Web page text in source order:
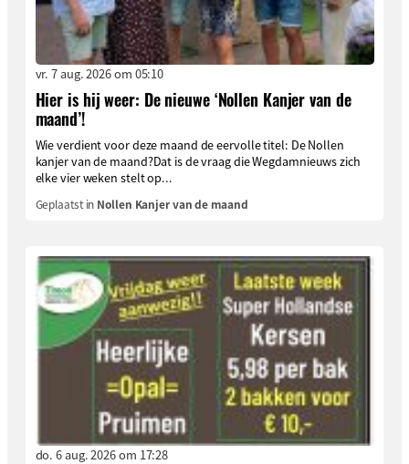
vr. 7 aug. 2026 om 05:10
Hier is hij weer: De nieuwe ‘Nollen Kanjer van de
maand’!
Wie verdient voor deze maand de eervolle titel: De Nollen
kanjer van de maand?Dat is de vraag die Wegdamnieuws zich
elke vier weken stelt op...
Geplaatst in Nollen Kanjer van de maand
do. 6 aug. 2026 om 17:28